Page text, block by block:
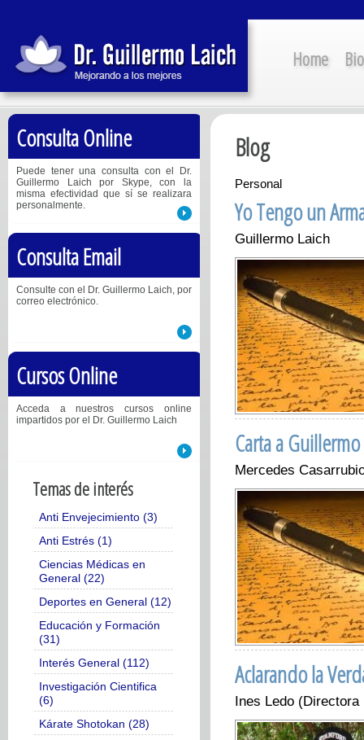
Home
Consulta Online
Puede tener una consulta con el Dr.
Guillermo Laich por Skype, con la
misma efectividad que sí se realizara
personalmente.
Consulta Email
Consulte con el Dr. Guillermo Laich, por
correo electrónico.
Cursos Online
Acceda a nuestros cursos online
impartidos por el Dr. Guillermo Laich
Temas de interés
Anti Envejecimiento (3)
Anti Estrés (1)
Ciencias Médicas en
General (22)
Deportes en General (12)
Educación y Formación
(31)
Interés General (112)
Investigación Cientifica
(6)
Kárate Shotokan (28)
Blog
Personal
Yo Tengo un
Guillermo Laich
Carta a
Mercedes
Aclarando la
Ines Ledo